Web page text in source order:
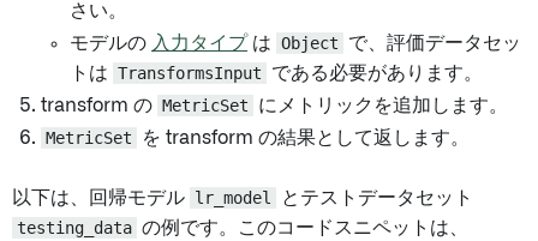
さい。
モデルの 入力タイプ は Object
で、評価データセッ
トは TransformsInput
である必要があります。
transform の MetricSet
にメトリックを追加します。
MetricSet
を transform の結果として返します。
以下は、回帰モデル lr_model
とテストデータセット
testing_data の例です。このコードスニペットは、